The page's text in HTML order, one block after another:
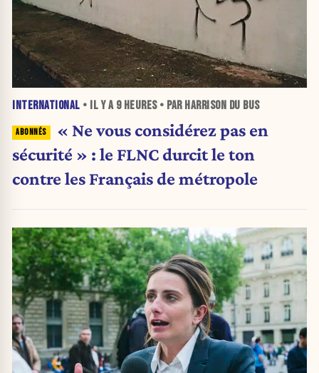
INTERNATIONAL • IL Y A 9 HEURES• PAR HARRISON DU BUS
« Ne vous considérez pas en
sécurité » : le FLNC durcit le ton
contre les Français de métropole